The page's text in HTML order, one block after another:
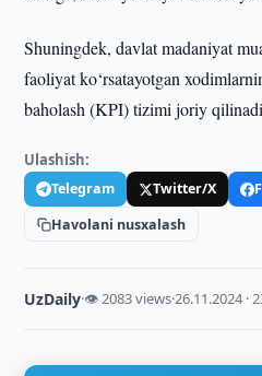
Shuningdek, davlat madaniyat
faoliyat ko‘rsatayotgan
baholash (KPI) tizimi joriy
Ulashish:
Telegram Twitter/X
Havolani nusxalash
UzDaily·👁 2083 views·26.11.2024 ·